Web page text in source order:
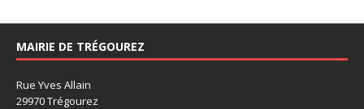
MAIRIE DE TRÉGOUREZ
Rue Yves Allain
29970 Trégourez